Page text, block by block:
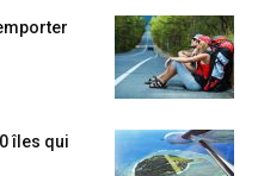
îles qui